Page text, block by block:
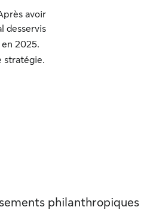
avoir
desservis
2025.
stratégie.
philanthropiques